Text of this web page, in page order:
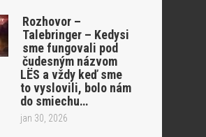
Rozhovor –
Talebringer – Kedysi
sme fungovali pod
čudesným názvom
LËS a vždy keď sme
to vyslovili, bolo nám
do smiechu…
jan 30, 2026